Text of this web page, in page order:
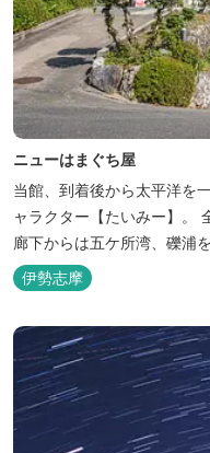
ニューはまぐち屋
当館、到着後から太平洋を
ャラクター【たいみー】。
廊下からは五ケ所湾、礫浦
堀筏などみる事ができます
平洋を一望。マグロの養殖
岸には田曽浦の町の光が綺
伊勢志摩